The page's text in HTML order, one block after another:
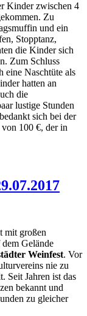
Kinder zwischen 4
Zu
und ein
Stopptanz,
die Kinder sich
Zum Schluss
eine Naschtüte als
hatten an
die
lustige Stunden
sich bei der
100 €, der in
mit großen
Gelände
Weinfest. Vor
nie zu
Seit Jahren ist das
bekannt und
zu gleicher